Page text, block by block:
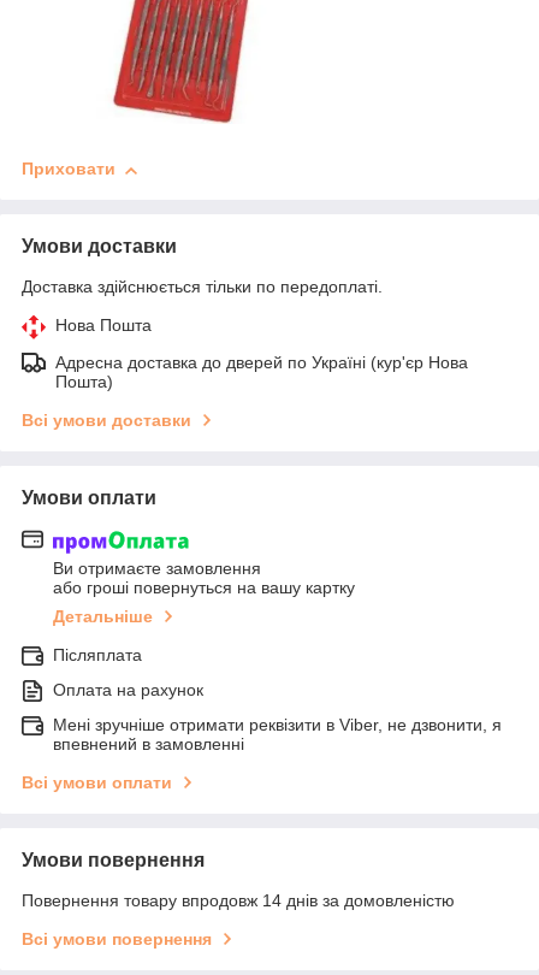
Приховати
Умови доставки
Доставка здійснюється тільки по передоплаті.
Нова Пошта
Адресна доставка до дверей по Україні (кур'єр Нова
Пошта)
Всі умови доставки
Умови оплати
Ви отримаєте замовлення
або гроші повернуться на вашу картку
Детальніше
Післяплата
Оплата на рахунок
Мені зручніше отримати реквізити в Viber, не дзвонити, я
впевнений в замовленні
Всі умови оплати
Умови повернення
Повернення товару впродовж 14 днів за домовленістю
Всі умови повернення